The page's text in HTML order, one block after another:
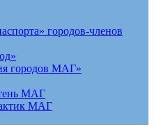
городов-членов
городов МАГ»
МАГ
МАГ